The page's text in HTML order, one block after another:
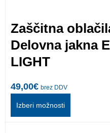
Zaščitna
Delovna jakna
LIGHT
49,00€ brez DDV
Izberi možnosti